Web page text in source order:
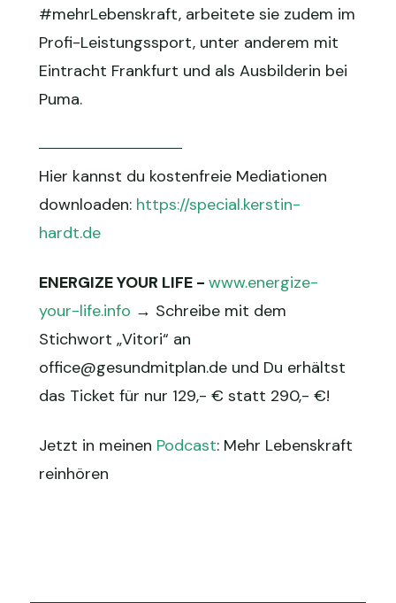
#mehrLebenskraft, arbeitete sie zudem im
Profi-Leistungssport, unter anderem mit
Eintracht Frankfurt und als Ausbilderin bei
Puma.
Hier kannst du kostenfreie Mediationen
downloaden: https://special.kerstin-
hardt.de
ENERGIZE YOUR LIFE - www.energize-
your-life.info → Schreibe mit dem
Stichwort „Vitori“ an
office@gesundmitplan.de und Du erhältst
das Ticket für nur 129,- € statt 290,- €!
Jetzt in meinen Podcast: Mehr Lebenskraft
reinhören